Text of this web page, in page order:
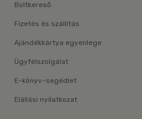
Boltkereső
Fizetés és szállítás
Ajándékkártya egyenlege
Ügyfélszolgálat
E-könyv-segédlet
Elállási nyilatkozat